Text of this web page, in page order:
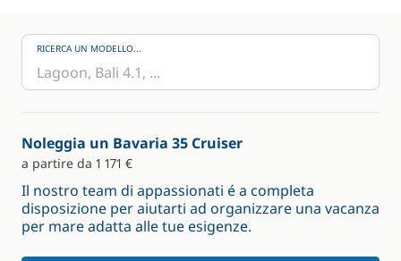
RICERCA UN MODELLO...
Noleggia un Bavaria 35 Cruiser
a partire da 1 171 €
Il nostro team di appassionati é a completa
disposizione per aiutarti ad organizzare una vacanza
per mare adatta alle tue esigenze.